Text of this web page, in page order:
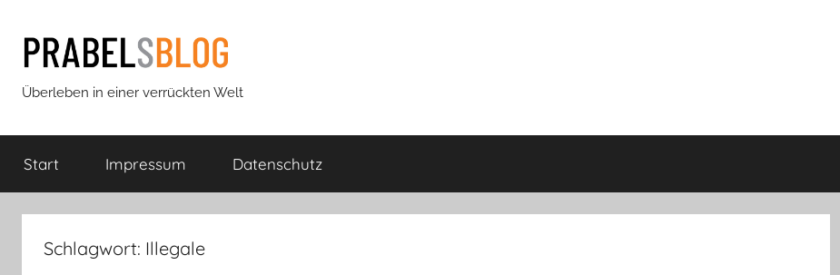
Inhalt
springen
Prabels
Blog
Überleben in einer verrückten Welt
Start Impressum Datenschutz
Schlagwort: Illegale